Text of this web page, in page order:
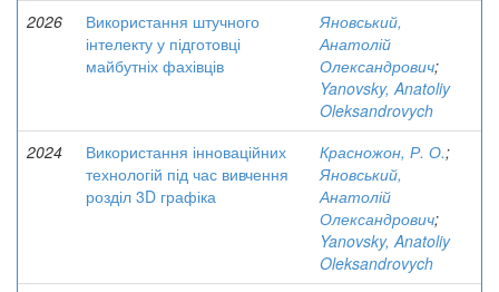
2026
Використання штучного
інтелекту у підготовці
майбутніх фахівців
Яновський,
Анатолій
Олександрович;
Yanovsky, Anatoliy
Oleksandrovych
2024
Використання інноваційних
технологій під час вивчення
розділ 3D графіка
Красножон, Р. О.;
Яновський,
Анатолій
Олександрович;
Yanovsky, Anatoliy
Oleksandrovych